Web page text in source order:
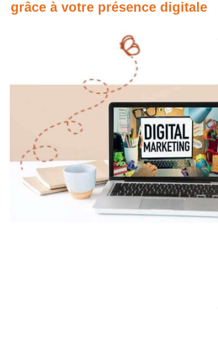
grâce à votre présence digitale